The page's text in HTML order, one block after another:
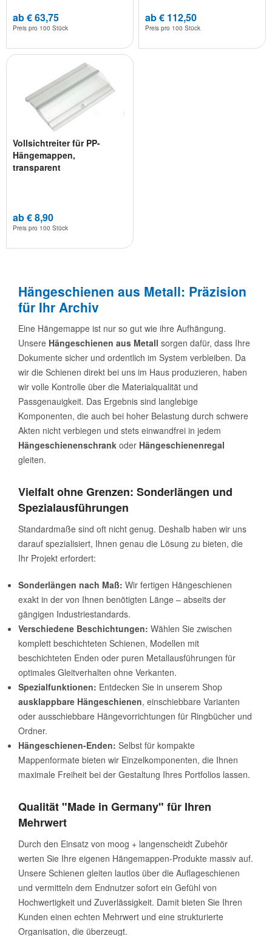
ab € 63,75
Preis pro 100 Stück
ab € 112,50
Preis pro 100 Stück
Vollsichtreiter für PP-
Hängemappen,
transparent
ab € 8,90
Preis pro 100 Stück
Hängeschienen aus Metall: Präzision
für Ihr Archiv
Eine Hängemappe ist nur so gut wie ihre Aufhängung.
Unsere Hängeschienen aus Metall sorgen dafür, dass Ihre
Dokumente sicher und ordentlich im System verbleiben. Da
wir die Schienen direkt bei uns im Haus produzieren, haben
wir volle Kontrolle über die Materialqualität und
Passgenauigkeit. Das Ergebnis sind langlebige
Komponenten, die auch bei hoher Belastung durch schwere
Akten nicht verbiegen und stets einwandfrei in jedem
Hängeschienenschrank oder Hängeschienenregal
gleiten.
Vielfalt ohne Grenzen: Sonderlängen und
Spezialausführungen
Standardmaße sind oft nicht genug. Deshalb haben wir uns
darauf spezialisiert, Ihnen genau die Lösung zu bieten, die
Ihr Projekt erfordert:
Sonderlängen nach Maß: Wir fertigen Hängeschienen
exakt in der von Ihnen benötigten Länge – abseits der
gängigen Industriestandards.
Verschiedene Beschichtungen: Wählen Sie zwischen
komplett beschichteten Schienen, Modellen mit
beschichteten Enden oder puren Metallausführungen für
optimales Gleitverhalten ohne Verkanten.
Spezialfunktionen: Entdecken Sie in unserem Shop
ausklappbare Hängeschienen, einschiebbare Varianten
oder ausschiebbare Hängevorrichtungen für Ringbücher und
Ordner.
Hängeschienen-Enden: Selbst für kompakte
Mappenformate bieten wir Einzelkomponenten, die Ihnen
maximale Freiheit bei der Gestaltung Ihres Portfolios lassen.
Qualität "Made in Germany" für Ihren
Mehrwert
Durch den Einsatz von moog + langenscheidt Zubehör
werten Sie Ihre eigenen Hängemappen-Produkte massiv auf.
Unsere Schienen gleiten lautlos über die Auflageschienen
und vermitteln dem Endnutzer sofort ein Gefühl von
Hochwertigkeit und Zuverlässigkeit. Damit bieten Sie Ihren
Kunden einen echten Mehrwert und eine strukturierte
Organisation, die überzeugt.